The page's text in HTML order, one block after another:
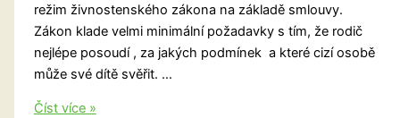
režim živnostenského zákona na základě smlouvy.
Zákon klade velmi minimální požadavky s tím, že rodič
nejlépe posoudí , za jakých podmínek a které cizí osobě
může své dítě svěřit. …
Hlídání
Číst více »